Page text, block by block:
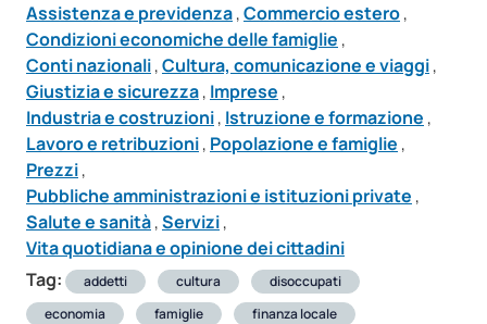
Assistenza e previdenza,Commercio estero,
Condizioni economiche delle famiglie ,
Conti nazionali,Cultura, comunicazione e viaggi,
Giustizia e sicurezza, Imprese ,
Industria e costruzioni, Istruzione e formazione ,
Lavoro e retribuzioni, Popolazione e famiglie ,
Prezzi,
Pubbliche amministrazioni e istituzioni private ,
Salute e sanità,Servizi,
Vita quotidiana e opinione dei cittadini
Tag:
addetti cultura
disoccupati
economia
famiglie
finanza locale